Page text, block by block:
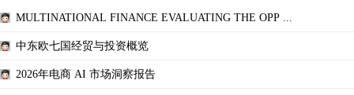
MULTINATIONAL FINANCE EVALUATING THE OPP ...
中东欧七国经贸与投资概览
2026年电商 AI 市场洞察报告